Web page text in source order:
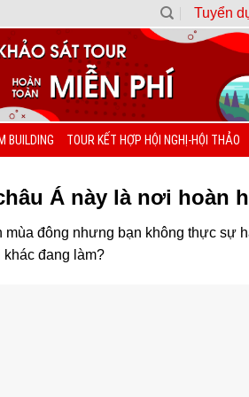
Tuyển
BUILDING TOUR KẾT HỢP HỘI NGHỊ-HỘI THẢO
Á này là nơi hoàn
đông nhưng bạn không thực sự
đang làm?